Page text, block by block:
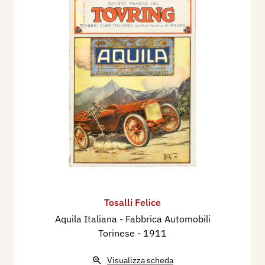
Nazionale dell’opera e del lavoro d’arte, che si
tiene nel Palazzo delle Esposizioni al Parco di S.
Gallo a Firenze dall’8 aprile al 31 luglio 1922.
Grazie all'introduzione nell'ambiente della Corte
sabauda da parte della Principessa Bona
Sancipriano di Baviera di Savoia, Tosalli riceve
importanti commissioni, tra cui quella per
un'opera chiamata "Auriga", destinata a
Mussolini, commissionata da Filiberto di Savoia.
Nel 1928, inizia a collaborare come scultore
barbagianni, ecc,), mentre negli anni Trenta viene
chiamato a lavorare per l'azienda tedesca
Tosalli Felice
Aquila Italiana - Fabbrica Automobili
Torinese - 1911
Visualizza scheda